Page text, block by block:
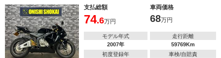
支払総額
車両価格
74.6万円 68万円
モデル年式
2007年
走行距離
59769Km
初度登録年
車検/自賠責